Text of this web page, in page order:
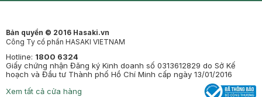
Bản quyền © 2016 Hasaki.vn
Công Ty cổ phần HASAKI VIETNAM
Hotline: 1800 6324
Giấy chứng nhận Đăng ký Kinh doanh số 0313612829 do Sở Kế
hoạch và Đầu tư Thành phố Hồ Chí Minh cấp ngày 13/01/2016
Xem tất cả cửa hàng